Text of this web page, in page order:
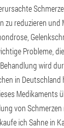
zu reduzieren und
Probleme,
wird
in Deutschland
Medikaments
von Schmerzen
ich Sahne in